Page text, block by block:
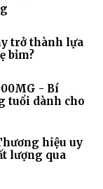
trở thành lựa
bỉm?
- Bí
tuổi dành cho
hiệu uy
lượng qua